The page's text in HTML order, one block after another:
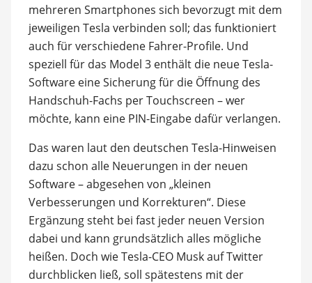
mehreren Smartphones sich bevorzugt mit dem
jeweiligen Tesla verbinden soll; das funktioniert
auch für verschiedene Fahrer-Profile. Und
speziell für das Model 3 enthält die neue Tesla-
Software eine Sicherung für die Öffnung des
Handschuh-Fachs per Touchscreen – wer
möchte, kann eine PIN-Eingabe dafür verlangen.
Das waren laut den deutschen Tesla-Hinweisen
dazu schon alle Neuerungen in der neuen
Software – abgesehen von „kleinen
Verbesserungen und Korrekturen“. Diese
Ergänzung steht bei fast jeder neuen Version
dabei und kann grundsätzlich alles mögliche
heißen. Doch wie Tesla-CEO Musk auf Twitter
durchblicken ließ, soll spätestens mit der